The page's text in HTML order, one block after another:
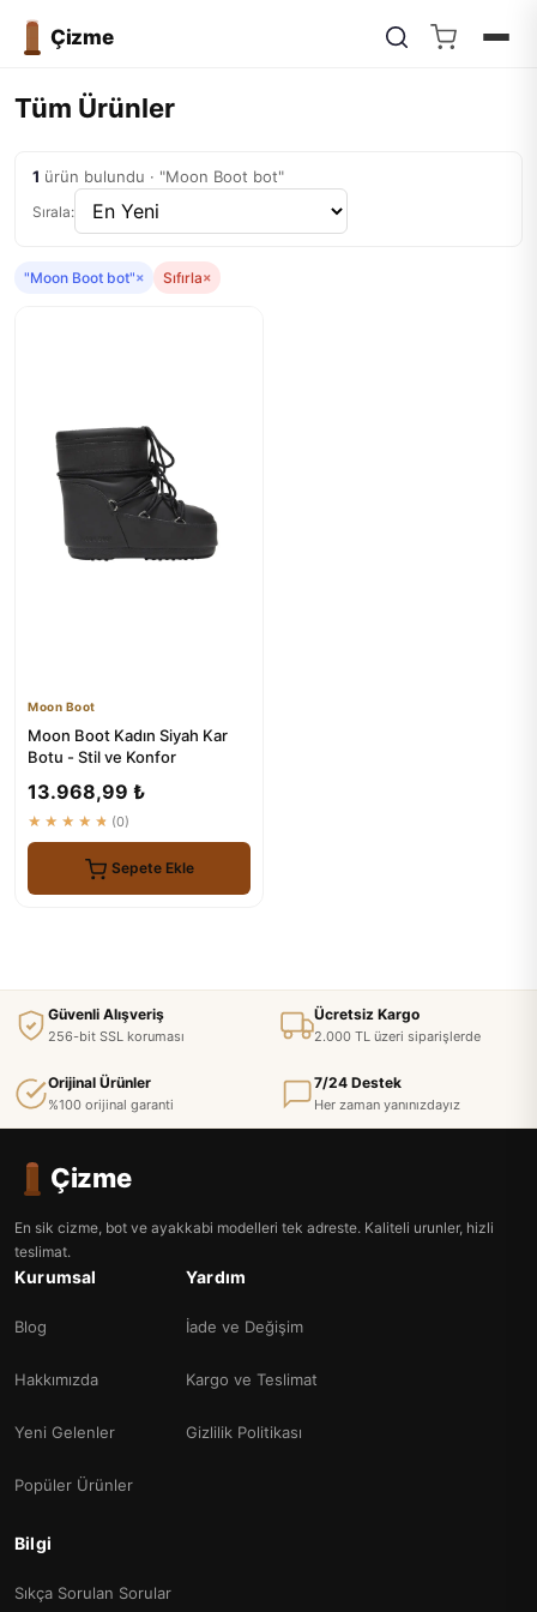
Çizme
Tüm Ürünler
1 ürün bulundu · "Moon Boot bot"
Sırala:
"Moon Boot bot"× Sıfırla×
Moon Boot
Moon Boot Kadın Siyah Kar
Botu - Stil ve Konfor
13.968,99 ₺
★★★★★ (0)
Sepete Ekle
Güvenli Alışveriş
256-bit SSL koruması
Ücretsiz Kargo
2.000 TL üzeri siparişlerde
Orijinal Ürünler
%100 orijinal garanti
7/24 Destek
Her zaman yanınızdayız
Çizme
En sik cizme, bot ve ayakkabi modelleri tek adreste. Kaliteli urunler, hizli
teslimat.
Kurumsal
Blog
Hakkımızda
Yeni Gelenler
Popüler Ürünler
Yardım
İade ve Değişim
Kargo ve Teslimat
Gizlilik Politikası
Bilgi
Sıkça Sorulan Sorular